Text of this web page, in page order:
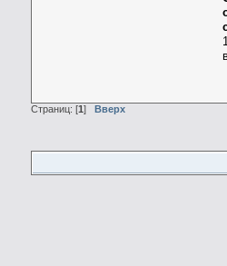
Страниц: [1] Вверх